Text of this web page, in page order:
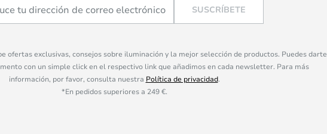
SUSCRÍBETE
ofertas exclusivas, consejos sobre iluminación y la mejor selección de productos. Puedes darte
con un simple click en el respectivo link que añadimos en cada newsletter. Para más
información, por favor, consulta nuestra Política de privacidad.
*En pedidos superiores a 249 €.